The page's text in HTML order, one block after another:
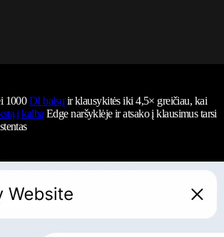
1000DI balsų ir klausykitės iki 4,5× greičiau, kai
į kalbą Edge naršyklėje ir atsako į klausimus tarsi